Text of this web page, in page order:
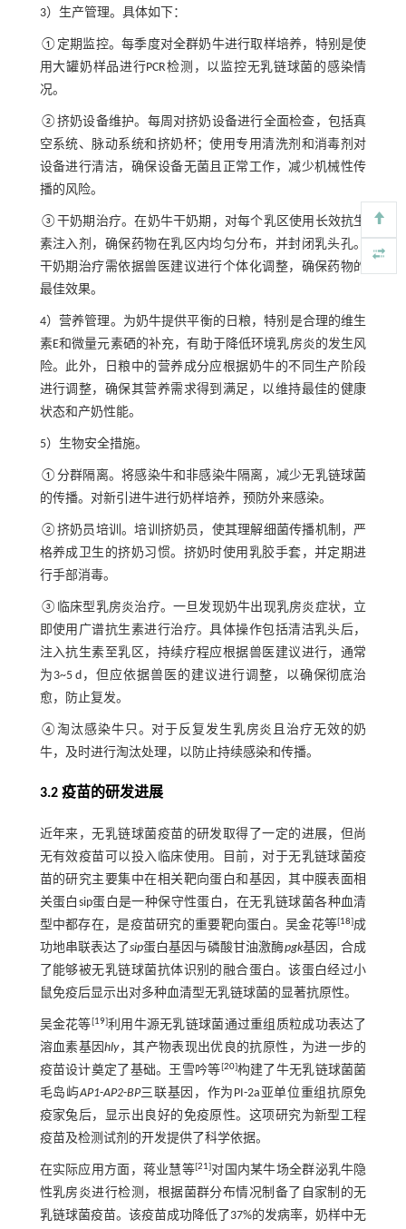
3）生产管理。具体如下：
①定期监控。每季度对全群奶牛进行取样培养，特别是使
用大罐奶样品进行PCR检测，以监控无乳链球菌的感染情
况。
②挤奶设备维护。每周对挤奶设备进行全面检查，包括真
空系统、脉动系统和挤奶杯；使用专用清洗剂和消毒剂对
设备进行清洁，确保设备无菌且正常工作，减少机械性传
播的风险。
③干奶期治疗。在奶牛干奶期，对每个乳区使用长效抗生
素注入剂，确保药物在乳区内均匀分布，并封闭乳头孔。
干奶期治疗需依据兽医建议进行个体化调整，确保药物的
最佳效果。
4）营养管理。为奶牛提供平衡的日粮，特别是合理的维生
素E和微量元素硒的补充，有助于降低环境乳房炎的发生风
险。此外，日粮中的营养成分应根据奶牛的不同生产阶段
进行调整，确保其营养需求得到满足，以维持最佳的健康
状态和产奶性能。
5）生物安全措施。
①分群隔离。将感染牛和非感染牛隔离，减少无乳链球菌
的传播。对新引进牛进行奶样培养，预防外来感染。
②挤奶员培训。培训挤奶员，使其理解细菌传播机制，严
格养成卫生的挤奶习惯。挤奶时使用乳胶手套，并定期进
行手部消毒。
③临床型乳房炎治疗。一旦发现奶牛出现乳房炎症状，立
即使用广谱抗生素进行治疗。具体操作包括清洁乳头后，
注入抗生素至乳区，持续疗程应根据兽医建议进行，通常
为3~5 d，但应依据兽医的建议进行调整，以确保彻底治
愈，防止复发。
④淘汰感染牛只。对于反复发生乳房炎且治疗无效的奶
牛，及时进行淘汰处理，以防止持续感染和传播。
3.2 疫苗的研发进展
近年来，无乳链球菌疫苗的研发取得了一定的进展，但尚
无有效疫苗可以投入临床使用。目前，对于无乳链球菌疫
苗的研究主要集中在相关靶向蛋白和基因，其中膜表面相
关蛋白sip蛋白是一种保守性蛋白，在无乳链球菌各种血清
型中都存在，是疫苗研究的重要靶向蛋白。吴金花等[18]成
功地串联表达了 sip蛋白基因与磷酸甘油激酶pgk基因，合成
了能够被无乳链球菌抗体识别的融合蛋白。该蛋白经过小
鼠免疫后显示出对多种血清型无乳链球菌的显著抗原性。
吴金花等[19]利用牛源无乳链球菌通过重组质粒成功表达了
溶血素基因hly，其产物表现出优良的抗原性，为进一步的
疫苗设计奠定了基础。王雪吟等[20]构建了牛无乳链球菌菌
毛岛屿AP1-AP2-BP三联基因，作为PI-2a亚单位重组抗原免
疫家兔后，显示出良好的免疫原性。这项研究为新型工程
疫苗及检测试剂的开发提供了科学依据。
在实际应用方面，蒋业慧等[21]对国内某牛场全群泌乳牛隐
性乳房炎进行检测，根据菌群分布情况制备了自家制的无
乳链球菌疫苗。该疫苗成功降低了37%的发病率，奶样中无